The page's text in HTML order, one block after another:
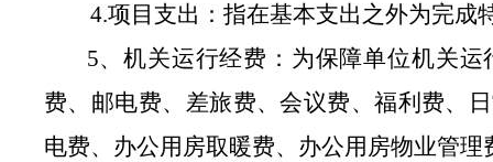
4.项目支出：指在基本支出之外为完成
5、机关运行经费：为保障单位机关
费、邮电费、差旅费、会议费、福利费、
电费、办公用房取暖费、办公用房物业管